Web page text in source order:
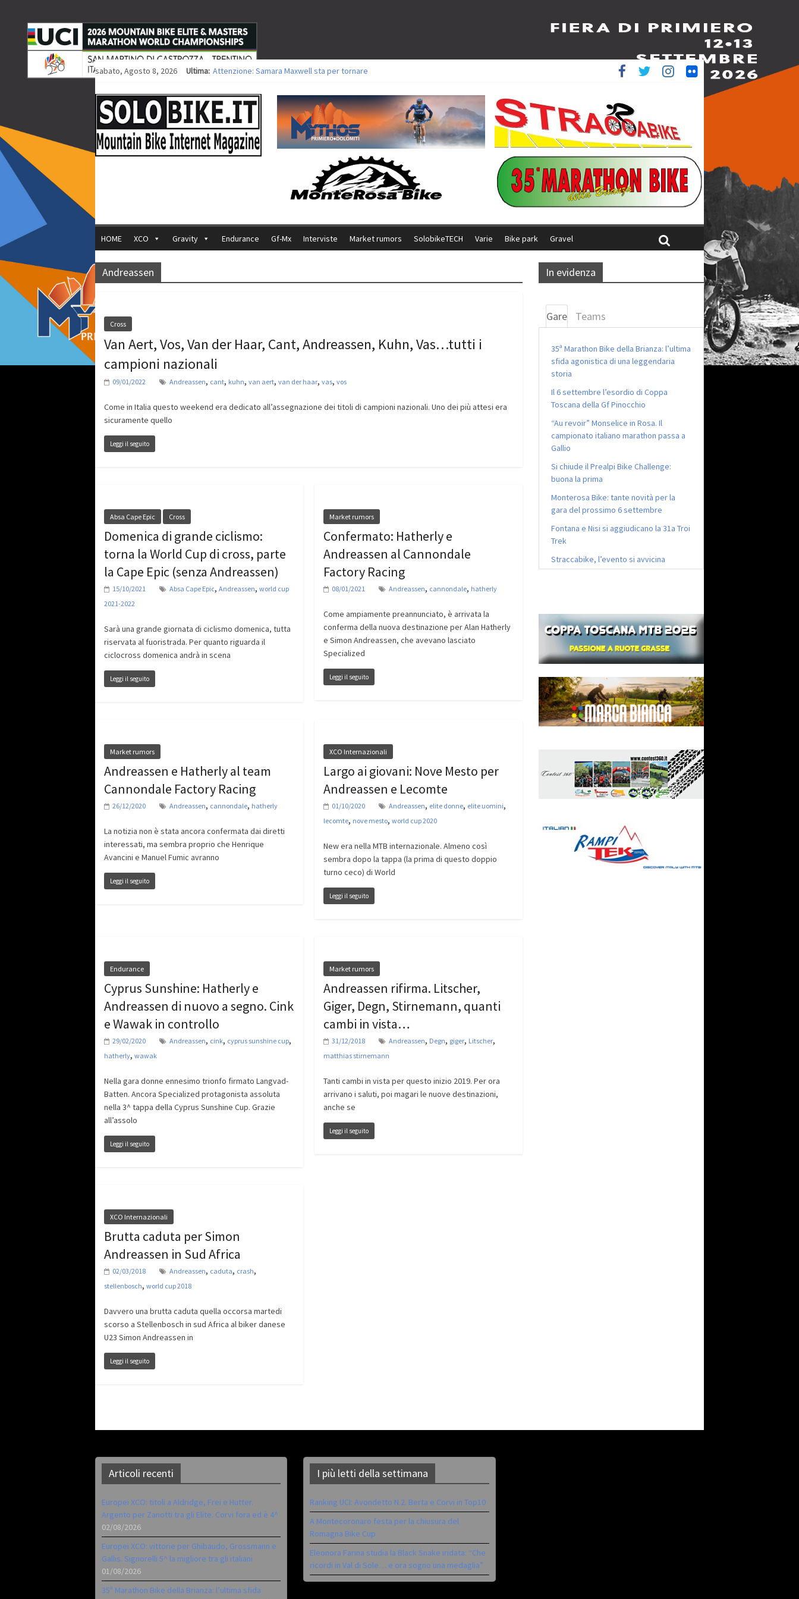
sabato, Agosto 8, 2026 Ultima: Attenzione: Samara Maxwell sta per tornare
Europei XCO: vittorie per Ghibaudo, Grossmann e Gallis. Signorelli 5^ la migliore tra gli italiani
35ª Marathon Bike della Brianza: l’ultima sfida agonistica di una leggendaria storia
Europei MTB: il Team Relay firma il secondo argento azzurro a Monteceneri
HOME XCO Gravity Endurance Gf-Mx Interviste Market rumors SolobikeTECH Varie Bike park Gravel
Andreassen
Cross
Van Aert, Vos, Van der Haar, Cant, Andreassen, Kuhn, Vas…tutti i
campioni nazionali
09/01/2022 Andreassen, cant, kuhn, van aert, van der haar, vas, vos
Come in Italia questo weekend era dedicato all’assegnazione dei titoli di campioni nazionali. Uno dei più attesi era
sicuramente quello
Leggi il seguito
Absa Cape Epic Cross
Domenica di grande ciclismo:
torna la World Cup di cross, parte
la Cape Epic (senza Andreassen)
15/10/2021 Absa Cape Epic, Andreassen, world cup
2021-2022
Sarà una grande giornata di ciclismo domenica, tutta
riservata al fuoristrada. Per quanto riguarda il
ciclocross domenica andrà in scena
Leggi il seguito
Market rumors
Confermato: Hatherly e
Andreassen al Cannondale
Factory Racing
08/01/2021 Andreassen, cannondale, hatherly
Come ampiamente preannunciato, è arrivata la
conferma della nuova destinazione per Alan Hatherly
e Simon Andreassen, che avevano lasciato
Specialized
Leggi il seguito
Market rumors
Andreassen e Hatherly al team
Cannondale Factory Racing
26/12/2020 Andreassen, cannondale, hatherly
La notizia non è stata ancora confermata dai diretti
interessati, ma sembra proprio che Henrique
Avancini e Manuel Fumic avranno
Leggi il seguito
XCO Internazionali
Largo ai giovani: Nove Mesto per
Andreassen e Lecomte
01/10/2020 Andreassen, elite donne, elite uomini,
lecomte, nove mesto, world cup 2020
New era nella MTB internazionale. Almeno così
sembra dopo la tappa (la prima di questo doppio
turno ceco) di World
Leggi il seguito
Endurance
Cyprus Sunshine: Hatherly e
Andreassen di nuovo a segno. Cink
e Wawak in controllo
29/02/2020 Andreassen, cink, cyprus sunshine cup,
hatherly, wawak
Nella gara donne ennesimo trionfo firmato Langvad-
Batten. Ancora Specialized protagonista assoluta
nella 3^ tappa della Cyprus Sunshine Cup. Grazie
all’assolo
Leggi il seguito
Market rumors
Andreassen rifirma. Litscher,
Giger, Degn, Stirnemann, quanti
cambi in vista…
31/12/2018 Andreassen, Degn, giger, Litscher,
matthias stirnemann
Tanti cambi in vista per questo inizio 2019. Per ora
arrivano i saluti, poi magari le nuove destinazioni,
anche se
Leggi il seguito
XCO Internazionali
Brutta caduta per Simon
Andreassen in Sud Africa
02/03/2018 Andreassen, caduta, crash,
stellenbosch, world cup 2018
Davvero una brutta caduta quella occorsa martedi
scorso a Stellenbosch in sud Africa al biker danese
U23 Simon Andreassen in
Leggi il seguito
In evidenza
Gare Teams
35ª Marathon Bike della Brianza: l’ultima
sfida agonistica di una leggendaria
storia
Il 6 settembre l’esordio di Coppa
Toscana della Gf Pinocchio
“Au revoir” Monselice in Rosa. Il
campionato italiano marathon passa a
Gallio
Si chiude il Prealpi Bike Challenge:
buona la prima
Monterosa Bike: tante novità per la
gara del prossimo 6 settembre
Fontana e Nisi si aggiudicano la 31a Troi
Trek
Straccabike, l’evento si avvicina
Articoli recenti
Europei XCO: titoli a Aldridge, Frei e Hutter.
Argento per Zanotti tra gli Elite. Corvi fora ed è 4^
02/08/2026
Europei XCO: vittorie per Ghibaudo, Grossmann e
Gallis. Signorelli 5^ la migliore tra gli italiani
01/08/2026
35ª Marathon Bike della Brianza: l’ultima sfida
I più letti della settimana
Ranking UCI: Avondetto N.2. Berta e Corvi in Top10
A Montecoronaro festa per la chiusura del
Romagna Bike Cup
Eleonora Farina studia la Black Snake iridata: “Che
ricordi in Val di Sole… e ora sogno una medaglia”